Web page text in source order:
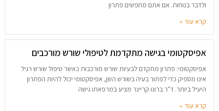
ולדבר בנוחות. אם אתם מחפשים פתרון
קרא עוד »
אפיסקטומי בגישה מתקדמת לטיפולי שורש מורכבים
אפיסקטומי: פתרון מתקדם לבעיות שורש מורכבות כאשר טיפול שורש רגיל
אינו מספיק כדי לפתור בעיה בשורש השן, אפיסקטומי יכול להיות הפתרון
היעיל ביותר. ד"ר ברונו קריינר מציע במרפאתו גישה
קרא עוד »